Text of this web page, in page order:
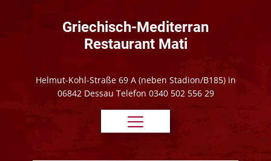
Griechisch-Mediterran
Restaurant Mati
Helmut-Kohl-Straße 69 A (neben Stadion/B185) in
06842 Dessau Telefon 0340 502 556 29